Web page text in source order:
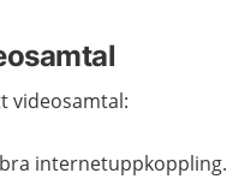
videosamtal:
internetuppkoppling.